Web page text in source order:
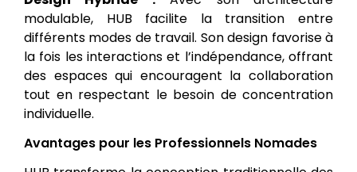
modulable, HUB facilite la transition entre
différents modes de travail. Son design favorise à
la fois les interactions et l’indépendance, offrant
des espaces qui encouragent la collaboration
tout en respectant le besoin de concentration
individuelle.
Avantages pour les Professionnels Nomades